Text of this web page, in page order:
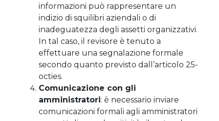
informazioni può rappresentare un
indizio di squilibri aziendali o di
inadeguatezza degli assetti organizzativi.
In tal caso, il revisore è tenuto a
effettuare una segnalazione formale
secondo quanto previsto dall’articolo 25-
octies.
Comunicazione con gli
amministratori: è necessario inviare
comunicazioni formali agli amministratori